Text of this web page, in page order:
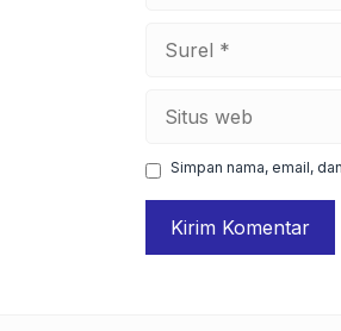
Simpan nama, email,